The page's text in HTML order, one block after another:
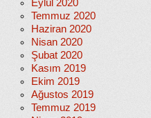
Eylül 2020
Temmuz 2020
Haziran 2020
Nisan 2020
Şubat 2020
Kasım 2019
Ekim 2019
Ağustos 2019
Temmuz 2019